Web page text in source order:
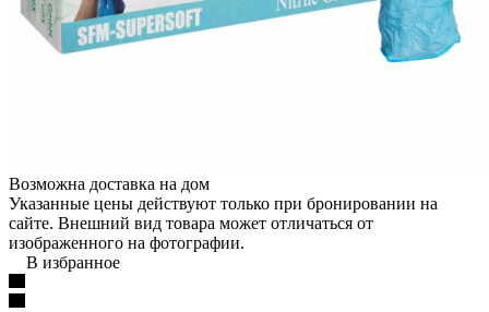
Возможна доставка на дом
Указанные цены действуют только при бронировании на
сайте. Внешний вид товара может отличаться от
изображенного на фотографии.
В избранное